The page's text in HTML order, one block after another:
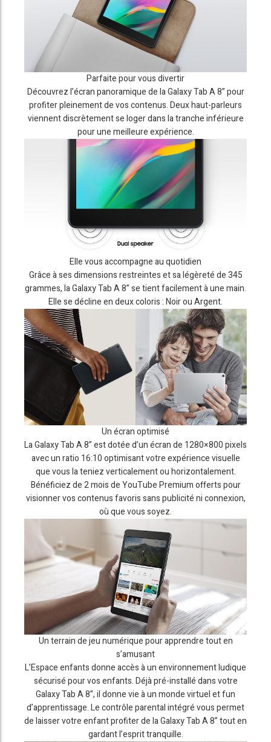
Parfaite pour vous divertir
Découvrez l’écran panoramique de la Galaxy Tab A 8” pour
profiter pleinement de vos contenus. Deux haut-parleurs
viennent discrètement se loger dans la tranche inférieure
pour une meilleure expérience.
Elle vous accompagne au quotidien
Grâce à ses dimensions restreintes et sa légèreté de 345
grammes, la Galaxy Tab A 8” se tient facilement à une main.
Elle se décline en deux coloris : Noir ou Argent.
Un écran optimisé
La Galaxy Tab A 8” est dotée d’un écran de 1280×800 pixels
avec un ratio 16:10 optimisant votre expérience visuelle
que vous la teniez verticalement ou horizontalement.
Bénéficiez de 2 mois de YouTube Premium offerts pour
visionner vos contenus favoris sans publicité ni connexion,
où que vous soyez.
Un terrain de jeu numérique pour apprendre tout en
s’amusant
L’Espace enfants donne accès à un environnement ludique
sécurisé pour vos enfants. Déjà pré-installé dans votre
Galaxy Tab A 8”, il donne vie à un monde virtuel et fun
d’apprentissage. Le contrôle parental intégré vous permet
de laisser votre enfant profiter de la Galaxy Tab A 8” tout en
gardant l’esprit tranquille.